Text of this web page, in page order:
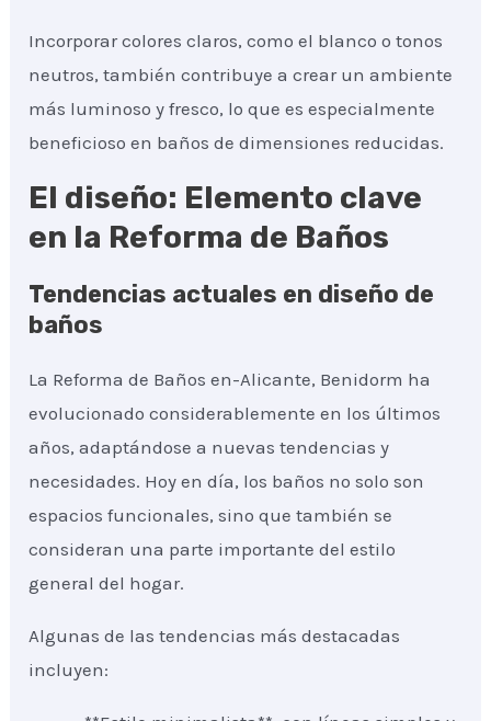
Incorporar colores claros, como el blanco o tonos
neutros, también contribuye a crear un ambiente
más luminoso y fresco, lo que es especialmente
beneficioso en baños de dimensiones reducidas.
El diseño: Elemento clave
en la Reforma de Baños
Tendencias actuales en diseño de
baños
La Reforma de Baños en-Alicante, Benidorm ha
evolucionado considerablemente en los últimos
años, adaptándose a nuevas tendencias y
necesidades. Hoy en día, los baños no solo son
espacios funcionales, sino que también se
consideran una parte importante del estilo
general del hogar.
Algunas de las tendencias más destacadas
incluyen: